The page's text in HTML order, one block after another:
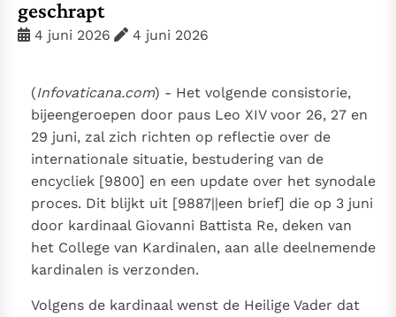
5. Het gebed van de Kerk
herkennen
Gods Koninkrijk groeit stilletjes door liefde, niet door
dwang
De mystiek. De mystieke verschijnselen en de
heiligheid
Berichten
Het Vaticaan publiceert een nieuwe Latijnse uitgave
van het Romeins martyrologium
Vaticaanse financiële waakhond verliest autonomie
Paus spreekt het Wereldvoedselprogramma toe
een taak"
Paus in Pavia: St. Augustinus toont ons de noodzaak om
geschrapt
4 juni 2026 4 juni 2026
(Infovaticana.com) - Het volgende consistorie,
bijeengeroepen door paus Leo XIV voor 26, 27 en
29 juni, zal zich richten op reflectie over de
internationale situatie, bestudering van de
encycliek [9800] en een update over het synodale
proces. Dit blijkt uit [9887||een brief] die op 3 juni
door kardinaal Giovanni Battista Re, deken van
het College van Kardinalen, aan alle deelnemende
kardinalen is verzonden.
Volgens de kardinaal wenst de Heilige Vader dat